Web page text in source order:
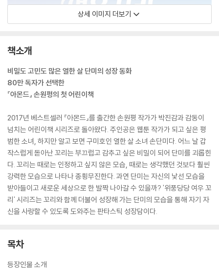
상세 이미지 더보기
책소개
비밀도 고민도 많은 열한 살 단미의 성장 동화
80만 독자가 선택한
『아몬드』 손원평의 첫 어린이책
2017년 베스트셀러 『아몬드』를 출간한 손원평 작가가 박진감과 감동이
넘치는 어린이책 시리즈로 돌아왔다. 주인공은 웹툰 작가가 되고 싶은 평
범한 소녀, 하지만 알고 보면 구미호인 열한 살 소녀 손단미다. 어느 날 갑
작스럽게 돋아난 꼬리는 부끄럽고 감추고 싶은 비밀이 되어 단미를 괴롭힌
다. 꼬리는 때로는 인정하고 싶지 않은 모습, 때로는 생각했던 것보다 훨씬
강력한 모습으로 나타나 종횡무진한다. 과연 단미는 자신의 낯선 모습을
받아들이고 새로운 세상으로 한 발짝 나아갈 수 있을까? '위풍당당 여우 꼬
리' 시리즈는 꼬리와 함께 더불어 성장해 가는 단미의 모습을 통해 자기 자
신을 사랑할 수 있도록 도와주는 판타스틱 성장담이다.
목차
등장인물 소개